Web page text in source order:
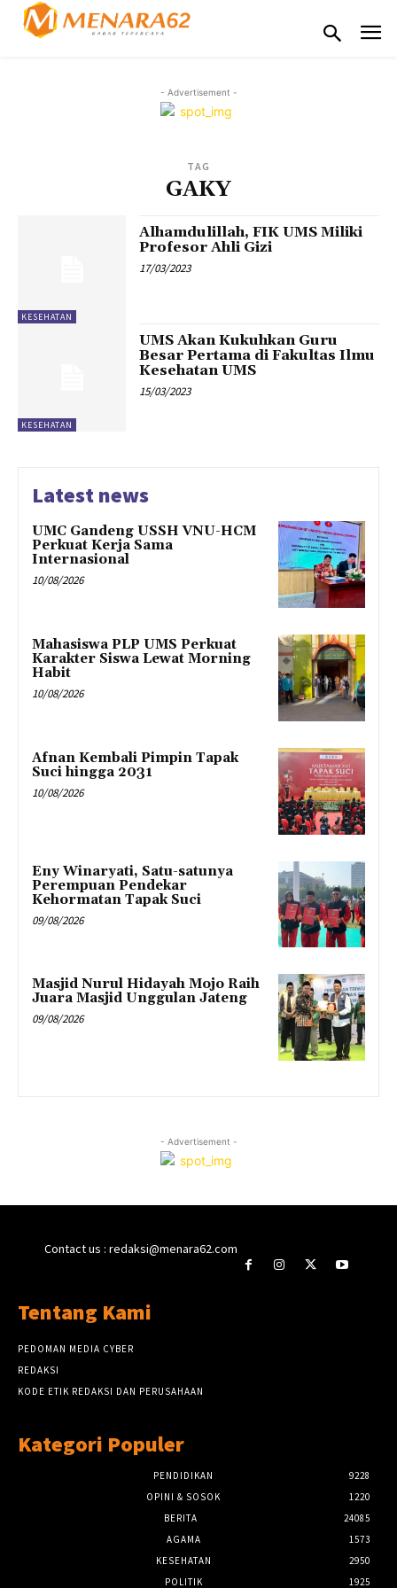
- Advertisement -
TAG
GAKY
KESEHATAN
Alhamdulillah, FIK UMS Miliki
Profesor Ahli Gizi
17/03/2023
KESEHATAN
UMS Akan Kukuhkan Guru
Besar Pertama di Fakultas Ilmu
Kesehatan UMS
15/03/2023
Latest news
UMC Gandeng USSH VNU-HCM
Perkuat Kerja Sama
Internasional
10/08/2026
Mahasiswa PLP UMS Perkuat
Karakter Siswa Lewat Morning
Habit
10/08/2026
Afnan Kembali Pimpin Tapak
Suci hingga 2031
10/08/2026
Eny Winaryati, Satu-satunya
Perempuan Pendekar
Kehormatan Tapak Suci
09/08/2026
Masjid Nurul Hidayah Mojo Raih
Juara Masjid Unggulan Jateng
09/08/2026
- Advertisement -
Contact us : redaksi@menara62.com
Tentang Kami
PEDOMAN MEDIA CYBER
REDAKSI
KODE ETIK REDAKSI DAN PERUSAHAAN
Kategori Populer
PENDIDIKAN
9228
OPINI & SOSOK
1220
BERITA
24085
AGAMA
1573
KESEHATAN
2950
POLITIK
1925